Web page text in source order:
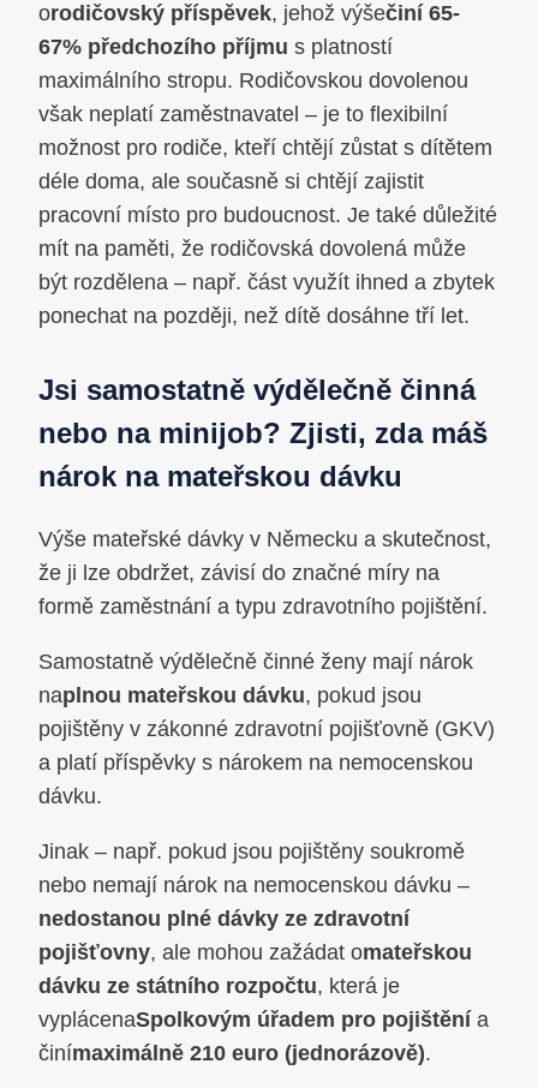
orodičovský příspěvek, jehož výšečiní 65-
67% předchozího příjmu s platností
maximálního stropu. Rodičovskou dovolenou
však neplatí zaměstnavatel – je to flexibilní
možnost pro rodiče, kteří chtějí zůstat s dítětem
déle doma, ale současně si chtějí zajistit
pracovní místo pro budoucnost. Je také důležité
mít na paměti, že rodičovská dovolená může
být rozdělena – např. část využít ihned a zbytek
ponechat na později, než dítě dosáhne tří let.
Jsi samostatně výdělečně činná
nebo na minijob? Zjisti, zda máš
nárok na mateřskou dávku
Výše mateřské dávky v Německu a skutečnost,
že ji lze obdržet, závisí do značné míry na
formě zaměstnání a typu zdravotního pojištění.
Samostatně výdělečně činné ženy mají nárok
naplnou mateřskou dávku, pokud jsou
pojištěny v zákonné zdravotní pojišťovně (GKV)
a platí příspěvky s nárokem na nemocenskou
dávku.
Jinak – např. pokud jsou pojištěny soukromě
nebo nemají nárok na nemocenskou dávku –
nedostanou plné dávky ze zdravotní
pojišťovny, ale mohou zažádat omateřskou
dávku ze státního rozpočtu, která je
vyplácenaSpolkovým úřadem pro pojištění a
činímaximálně 210 euro (jednorázově).